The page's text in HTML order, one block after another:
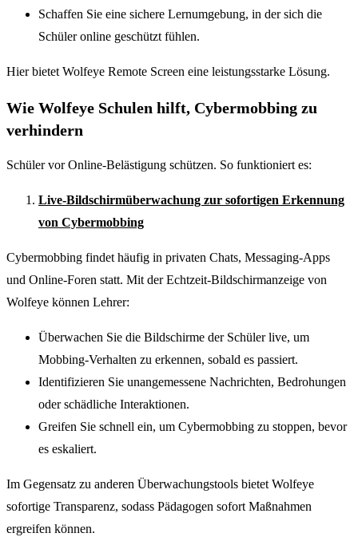
Schaffen Sie eine sichere Lernumgebung, in der sich die
Schüler online geschützt fühlen.
Hier bietet Wolfeye Remote Screen eine leistungsstarke Lösung.
Wie Wolfeye Schulen hilft, Cybermobbing zu
verhindern
Schüler vor Online-Belästigung schützen. So funktioniert es:
Live-Bildschirmüberwachung zur sofortigen Erkennung
von Cybermobbing
Cybermobbing findet häufig in privaten Chats, Messaging-Apps
und Online-Foren statt. Mit der Echtzeit-Bildschirmanzeige von
Wolfeye können Lehrer:
Überwachen Sie die Bildschirme der Schüler live, um
Mobbing-Verhalten zu erkennen, sobald es passiert.
Identifizieren Sie unangemessene Nachrichten, Bedrohungen
oder schädliche Interaktionen.
Greifen Sie schnell ein, um Cybermobbing zu stoppen, bevor
es eskaliert.
Im Gegensatz zu anderen Überwachungstools bietet Wolfeye
sofortige Transparenz, sodass Pädagogen sofort Maßnahmen
ergreifen können.